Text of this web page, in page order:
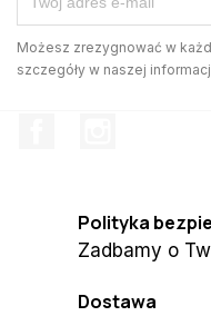
Możesz zrezygnować w
szczegóły w naszej
Polityka
Zadbamy o
Dostawa